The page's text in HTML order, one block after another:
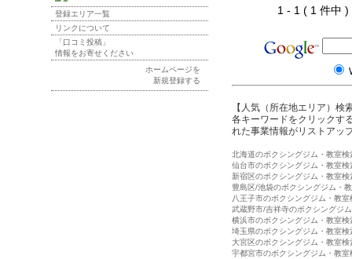
1 - 1 ( 1 件
【人気（所在地エリア）検
各キーワードをクリックす
れた事業情報がリストアッ
北海道のボクシングジム・教室検
仙台市のボクシングジム・教室検
新宿区のボクシングジム・教室検
豊島区/池袋のボクシングジム・
八王子市のボクシングジム・教室
武蔵野市/吉祥寺のボクシングジ
横浜市のボクシングジム・教室検
埼玉県のボクシングジム・教室検
大宮区のボクシングジム・教室検
宇都宮市のボクシングジム・教室
登録エリア一覧
リンクについて
「口コミ投稿」
情報をお寄せください
ホームページを
新規登録する